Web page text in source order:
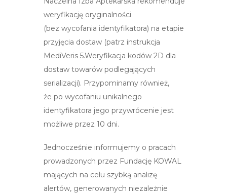
weryfikację oryginalności
(bez wycofania identyfikatora) na etapie
przyjęcia dostaw (patrz instrukcja
MediVeris 5.Weryfikacja kodów 2D dla
dostaw towarów podlegających
serializacji). Przypominamy również,
że po wycofaniu unikalnego
identyfikatora jego przywrócenie jest
możliwe przez 10 dni.
Jednocześnie informujemy o pracach
prowadzonych przez Fundację KOWAL
mających na celu szybką analizę
alertów, generowanych niezależnie